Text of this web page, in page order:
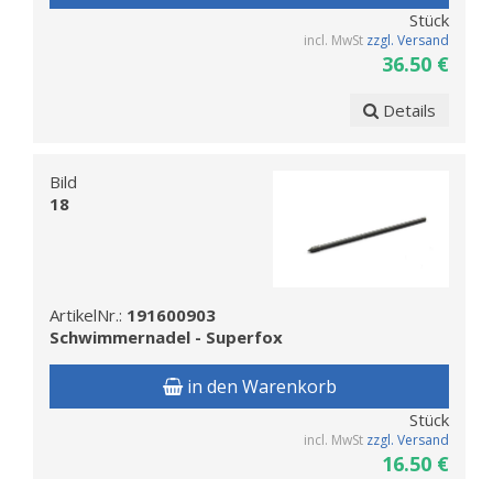
Stück
incl. MwSt zzgl. Versand
36.50 €
Details
Bild
18
ArtikelNr.: 191600903
Schwimmernadel - Superfox
in den Warenkorb
Stück
incl. MwSt zzgl. Versand
16.50 €